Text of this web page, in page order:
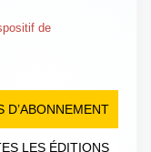
de
D’ABONNEMENT
LES ÉDITIONS